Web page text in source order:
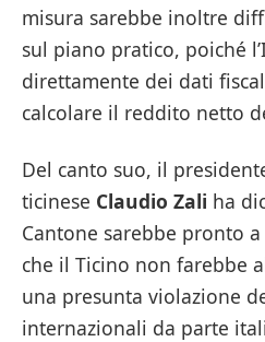
misura sarebbe inoltre
sul piano pratico, poiché
direttamente dei dati
calcolare il reddito netto
Del canto suo, il
ticinese Claudio Zali ha
Cantone sarebbe pronto
che il Ticino non farebbe
una presunta violazione
internazionali da parte